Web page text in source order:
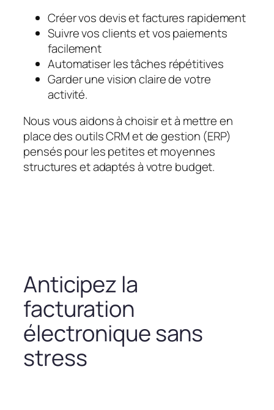
Créer vos devis et factures rapidement
Suivre vos clients et vos paiements
facilement
Automatiser les tâches répétitives
Garder une vision claire de votre
activité.
Nous vous aidons à choisir et à mettre en
place des outils CRM et de gestion (ERP)
pensés pour les petites et moyennes
structures et adaptés à votre budget.
Anticipez la
facturation
électronique sans
stress